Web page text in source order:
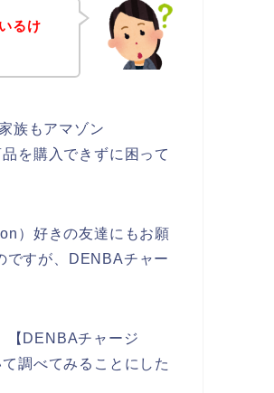
るけ
族もアマゾン
を購入できずに困って
）好きの友達にもお願
ですが、DENBAチャー
【DENBAチャージ
調べてみることにした